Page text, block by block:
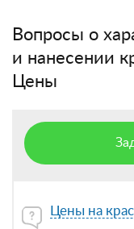
Вопросы о
и нанесении
Цены
Цены на